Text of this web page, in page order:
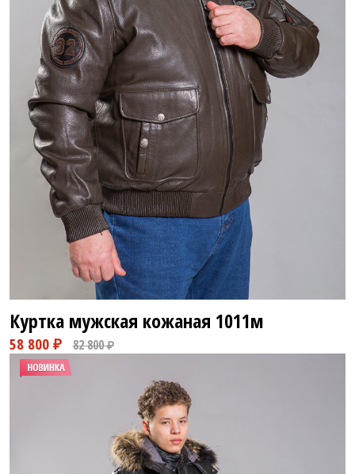
18 800 ₽ 26 800 ₽
Куртка мужская кожаная 1011м